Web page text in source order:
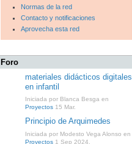
Normas de la red
Contacto y notificaciones
Aprovecha esta red
Foro
materiales didácticos digitales
en infantil
Iniciada por Blanca Besga en
Proyectos 15 Mar.
Principio de Arquimedes
Iniciada por Modesto Vega Alonso en
Proyectos 1 Sep 2024.